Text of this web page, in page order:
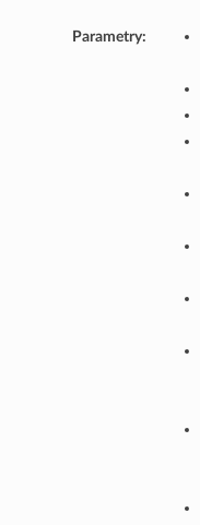
Parametry: